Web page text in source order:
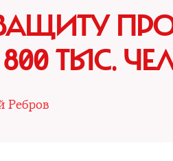
ТЫС.
Ребров